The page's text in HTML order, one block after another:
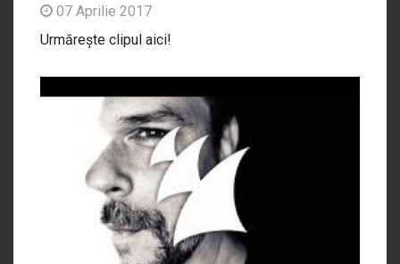
07 Aprilie 2017
Urmărește clipul aici!